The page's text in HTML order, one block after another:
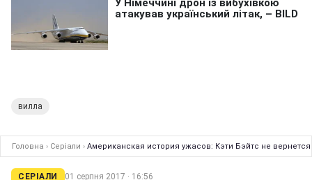
вилла
Головна › Серіали › Американская история ужасов: Кэти Бэйтс не
СЕРІАЛИ 01 серпня 2017 · 16:56